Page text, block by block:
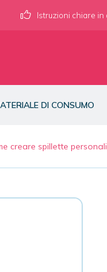
Istruzioni chiare in
DI CONSUMO
creare spillette